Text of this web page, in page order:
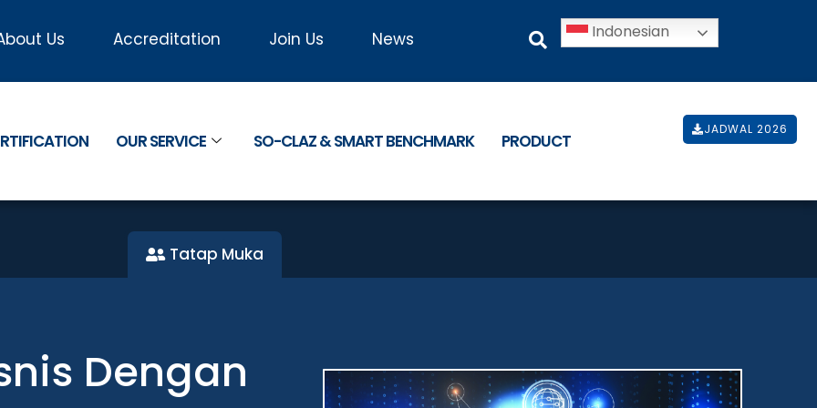
Us Accreditation Join Us News Indonesian
OUR SERVICE SO-CLAZ & SMART BENCHMARK PRODUCT
JADWAL 2026
Tatap Muka
Dengan